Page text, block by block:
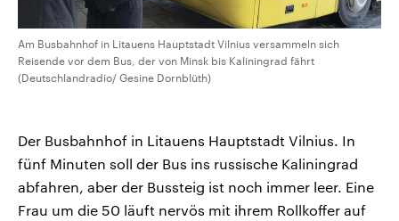
Am Busbahnhof in Litauens Hauptstadt Vilnius versammeln sich
Reisende vor dem Bus, der von Minsk bis Kaliningrad fährt
(Deutschlandradio/ Gesine Dornblüth)
Der Busbahnhof in Litauens Hauptstadt Vilnius. In
fünf Minuten soll der Bus ins russische Kaliningrad
abfahren, aber der Bussteig ist noch immer leer. Eine
Frau um die 50 läuft nervös mit ihrem Rollkoffer auf